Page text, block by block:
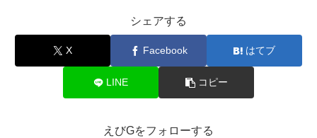
シェアする
X Facebook はてブ
LINE コピー
えびGをフォローする